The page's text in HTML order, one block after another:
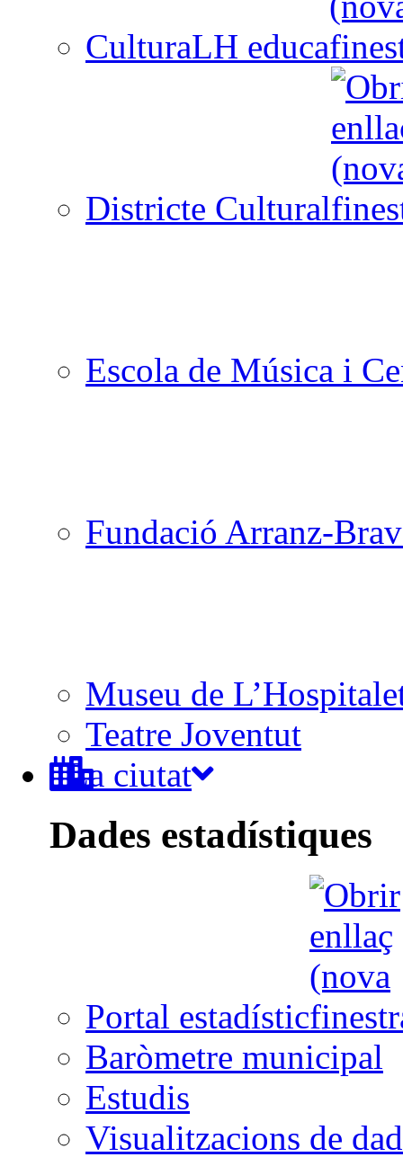
CulturaLH educa
Districte Cultural
Escola de Música i
Fundació Arranz-
Museu de
Teatre Joventut
La ciutat
Dades estadístiques
Portal estadístic
Baròmetre municipal
Estudis
Visualitzacions de